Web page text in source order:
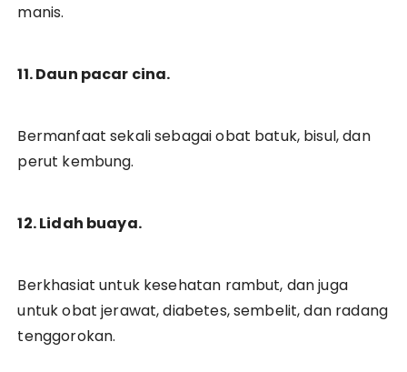
manis.
11. Daun pacar cina.
Bermanfaat sekali sebagai obat batuk, bisul, dan
perut kembung.
12. Lidah buaya.
Berkhasiat untuk kesehatan rambut, dan juga
untuk obat jerawat, diabetes, sembelit, dan radang
tenggorokan.